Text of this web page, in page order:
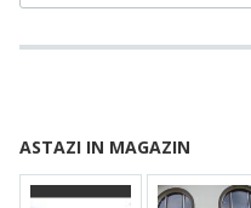
ASTAZI IN MAGAZIN